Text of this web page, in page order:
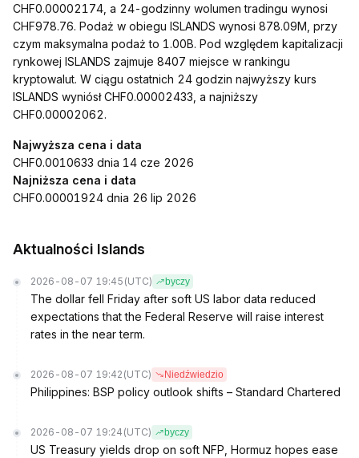
CHF0.00002174, a 24-godzinny wolumen tradingu wynosi
CHF978.76. Podaż w obiegu ISLANDS wynosi 878.09M, przy
czym maksymalna podaż to 1.00B. Pod względem kapitalizacji
rynkowej ISLANDS zajmuje 8407 miejsce w rankingu
kryptowalut. W ciągu ostatnich 24 godzin najwyższy kurs
ISLANDS wyniósł CHF0.00002433, a najniższy
CHF0.00002062.
Najwyższa cena i data
CHF0.0010633 dnia 14 cze 2026
Najniższa cena i data
CHF0.00001924 dnia 26 lip 2026
Aktualności Islands
2026-08-07 19:45 (UTC) byczy
The dollar fell Friday after soft US labor data reduced
expectations that the Federal Reserve will raise interest
rates in the near term.
2026-08-07 19:42 (UTC) Niedźwiedzio
Philippines: BSP policy outlook shifts – Standard Chartered
2026-08-07 19:24 (UTC) byczy
US Treasury yields drop on soft NFP, Hormuz hopes ease